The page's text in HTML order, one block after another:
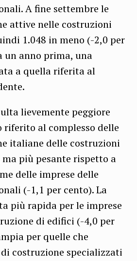
A fine settembre le
attive nelle costruzioni
1.048 in meno (-2,0 per
un anno prima, una
a quella riferita al
lievemente peggiore
al complesso delle
italiane delle costruzioni
più pesante rispetto a
delle imprese delle
(-1,1 per cento). La
più rapida per le imprese
di edifici (-4,0 per
per quelle che
costruzione specializzati